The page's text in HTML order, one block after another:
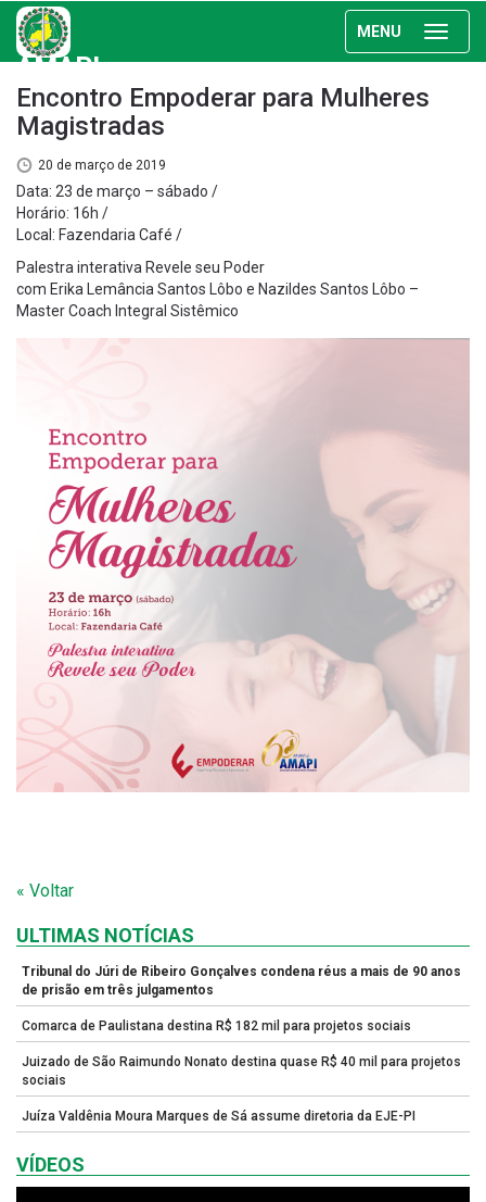
MENU
AMAPI
Encontro Empoderar para Mulheres
Magistradas
20 de março de 2019
Data: 23 de março – sábado /
Horário: 16h /
Local: Fazendaria Café /
Palestra interativa Revele seu Poder
com Erika Lemância Santos Lôbo e Nazildes Santos Lôbo –
Master Coach Integral Sistêmico
« Voltar
ULTIMAS NOTÍCIAS
Tribunal do Júri de Ribeiro Gonçalves condena réus a mais de 90 anos
de prisão em três julgamentos
Comarca de Paulistana destina R$ 182 mil para projetos sociais
Juizado de São Raimundo Nonato destina quase R$ 40 mil para projetos
sociais
Juíza Valdênia Moura Marques de Sá assume diretoria da EJE-PI
VÍDEOS